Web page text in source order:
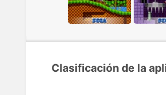
Clasificación de la